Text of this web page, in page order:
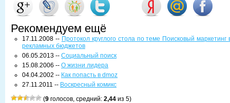
Рекомендуем ещё
17.11.2008 -- Протокол круглого стола по теме Поисковый
рекламных бюджетов
06.05.2013 -- Социальный поиск
15.08.2006 -- О жизни лидера
04.04.2002 -- Как попасть в dmoz
27.11.2011 -- Воскресный комикс
(9 голосов, средний: 2,44 из 5)